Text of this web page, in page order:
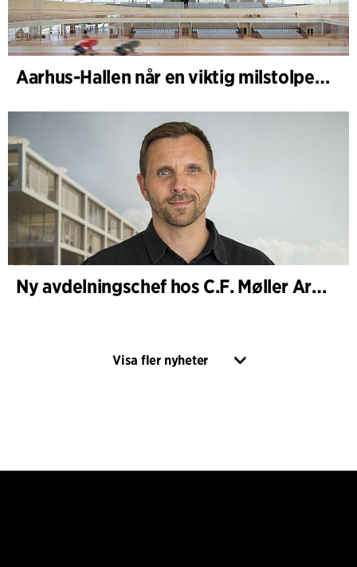
Aarhus-Hallen når en viktig milstolpe i den pågående skissprocessen
Ny avdelningschef hos C.F. Møller Architects i Köpenhamn
Visa fler nyheter